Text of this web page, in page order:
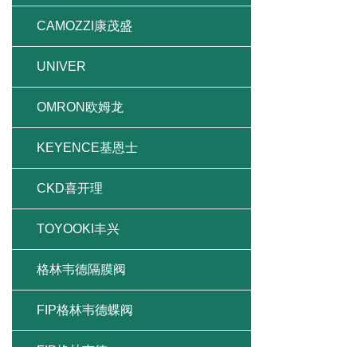
CAMOZZI康茂盛
UNIVER
OMRON欧姆龙
KEYENCE基恩士
CKD喜开理
TOYOOKI丰兴
格林韦德隔膜阀
FIP格林韦德蝶阀